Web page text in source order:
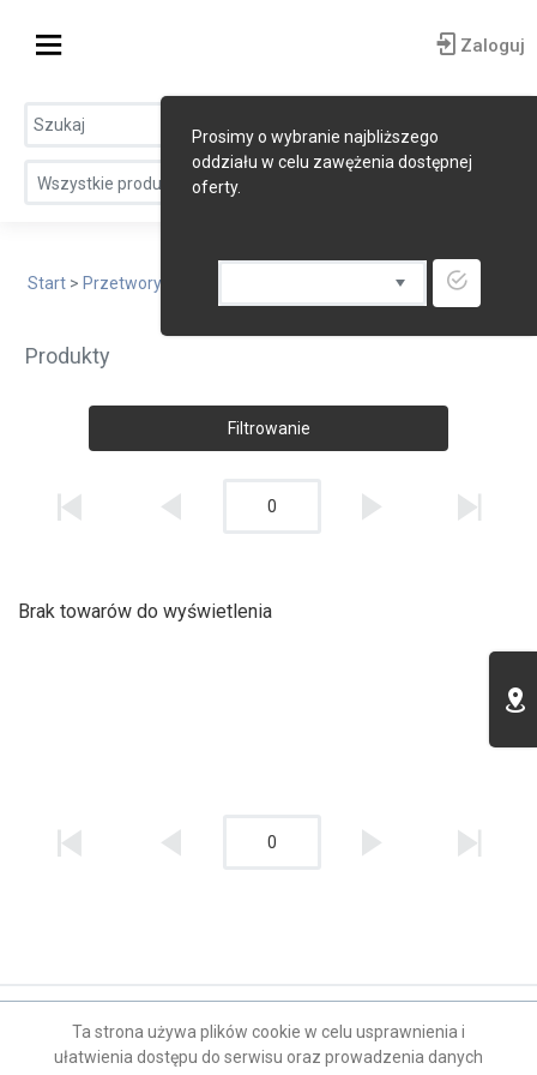
Zaloguj
Wszystkie produkty
Prosimy o wybranie najbliższego
oddziału w celu zawężenia dostępnej
oferty.
Start > Przetwory zbożowe > Produkty bezglutenowe
Produkty
Filtrowanie
0
Brak towarów do wyświetlenia
0
Kontakt
Ta strona używa plików cookie w celu usprawnienia i
ułatwienia dostępu do serwisu oraz prowadzenia danych